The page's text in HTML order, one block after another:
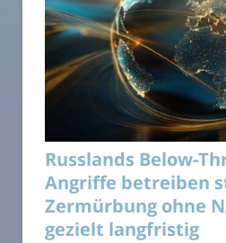
Russlands Below-
Angriffe betreiben
Zermürbung ohne
gezielt langfristig